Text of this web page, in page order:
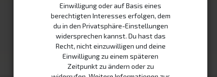
Impressum
Datenschutzerklärung
AGBs
Widerrufsbelehrung
Einwilligung oder auf Basis eines
berechtigten Interesses erfolgen, dem
du in den Privatsphäre-Einstellungen
widersprechen kannst. Du hast das
Recht, nicht einzuwilligen und deine
Einwilligung zu einem späteren
Zeitpunkt zu ändern oder zu